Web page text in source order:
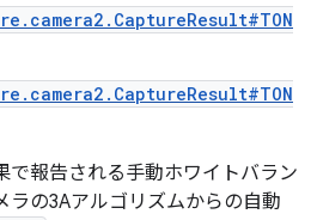
で報告される手動ホワイトバラン
ラの3Aアルゴリズムからの自動